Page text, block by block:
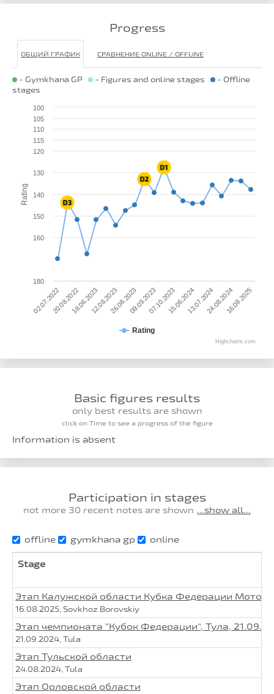
Progress
ОБЩИЙ ГРАФИК СРАВНЕНИЕ ONLINE / OFFLINE
- Gymkhana GP - Figures and online stages
- Offline
stages
Rating
Rating
02.07.202220.08.202218.06.202312.08.202326.08.202309.09.202307.10.202315.06.202413.07.202424.08.202416.08.2025
100
105
110
115
120
130
140
150
160
180
Highcharts.com
Basic figures results
only best results are shown
click on Time to see a progress of the figure
Information is absent
Participation in stages
not more 30 recent notes are shown ...show all...
offline gymkhana gp online
Stage
Этап Калужской области Кубка Федерации
16.08.2025, Sovkhoz Borovskiy
Этап чемпионата "Кубок Федерации", Тула,
21.09.2024, Tula
Этап Тульской области
24.08.2024, Tula
Этап Орловской области